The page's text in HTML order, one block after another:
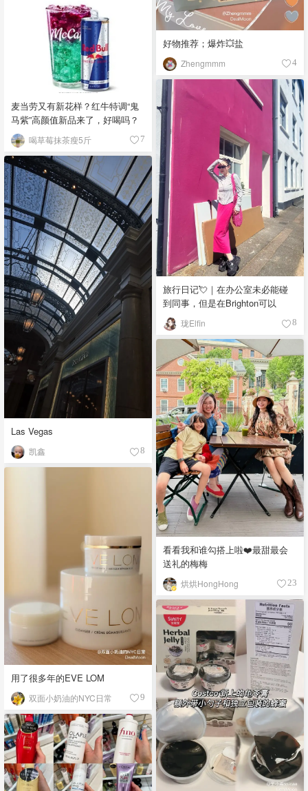
好物推荐；爆炸💥盐
Zhengmmm 4
麦当劳又有新花样？红牛特调“鬼
马紫”高颜值新品来了，好喝吗？
喝草莓抹茶瘦5斤 7
旅行日记💘｜在办公室未必能碰
到同事，但是在Brighton可以
珑Elfin 8
Las Vegas
凯鑫 8
看看我和谁勾搭上啦❤️最甜最会
送礼的梅梅
烘烘HongHong 23
用了很多年的EVE LOM
双面小奶油的NYC日常 9